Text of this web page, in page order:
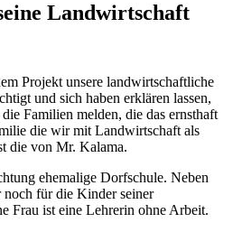
Landwirtschaft
Projekt unsere landwirtschaftliche
und sich haben erklären lassen,
Familien melden, die das ernsthaft
die wir mit Landwirtschaft als
die von Mr. Kalama.
ehemalige Dorfschule. Neben
noch für die Kinder seiner
Frau ist eine Lehrerin ohne Arbeit.